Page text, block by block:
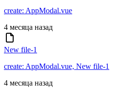
create: AppModal.vue
4 месяца назад
New file-1
create: AppModal.vue, New file-1
4 месяца назад